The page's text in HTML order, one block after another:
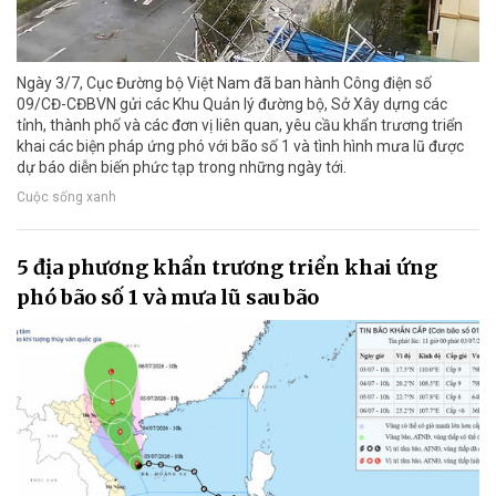
Ngày 3/7, Cục Đường bộ Việt Nam đã ban hành Công điện số
09/CĐ-CĐBVN gửi các Khu Quản lý đường bộ, Sở Xây dựng các
tỉnh, thành phố và các đơn vị liên quan, yêu cầu khẩn trương triển
khai các biện pháp ứng phó với bão số 1 và tình hình mưa lũ được
dự báo diễn biến phức tạp trong những ngày tới.
Cuộc sống xanh
5 địa phương khẩn trương triển khai ứng
phó bão số 1 và mưa lũ sau bão